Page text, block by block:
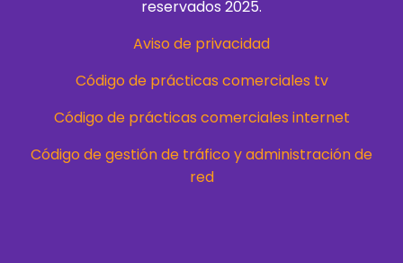
reservados 2025.
Aviso de privacidad
Código de prácticas comerciales tv
Código de prácticas comerciales internet
Código de gestión de tráfico y administración de
red